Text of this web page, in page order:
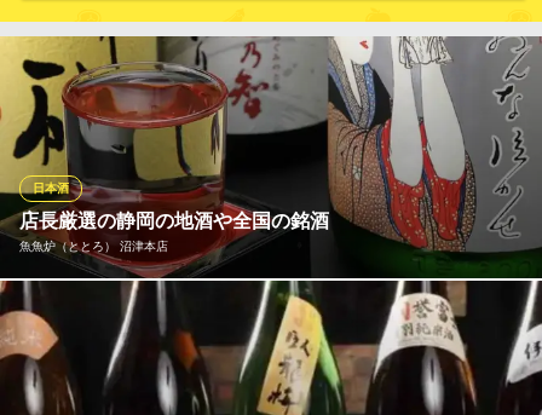
【個室完備×日本酒】 旬彩酒処 いな穂
居酒屋×和食×沼津
ＪＲ沼津駅 徒歩6分
静岡県沼津市大手町3-7-12
店長厳選の静岡の地酒や全国の銘酒
魚魚炉（ととろ） 沼津本店
日本酒
富士山や南アルプスに囲まれた静岡には、古くから数多くの蔵元
が栄えています。当店のおすすめは何と言っても静岡の地酒。常
時7種類程度ご用意しております。四季を彩る季節酒も取り入れ、
店長自ら仕入れるお酒は当店の海鮮料理との相性を大切にした美